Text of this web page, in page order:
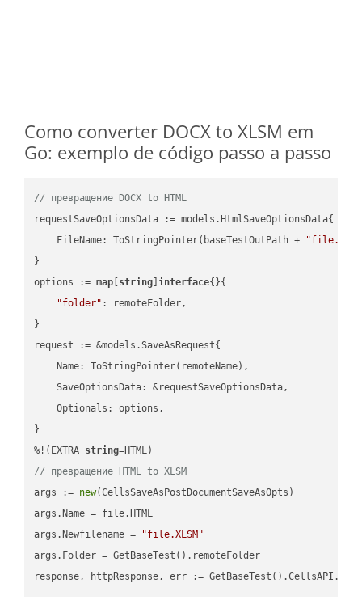
Como converter DOCX to XLSM em
Go: exemplo de código passo a passo
// превращение DOCX to HTML
requestSaveOptionsData := models.HtmlSaveOptionsData{
    FileName: ToStringPointer(baseTestOutPath +
}
options := map string ]interface{}{
"folder" : remoteFolder,
}
request := &models.SaveAsRequest{
    Name: ToStringPointer(remoteName),
    SaveOptionsData: &requestSaveOptionsData,
    Optionals: options,
}
%!(EXTRA string
// превращение HTML to XLSM
args := new(CellsSaveAsPostDocumentSaveAsOpts)
args.Name = file.HTML
args.Newfilename =
"file.XLSM"
args.Folder = GetBaseTest().remoteFolder